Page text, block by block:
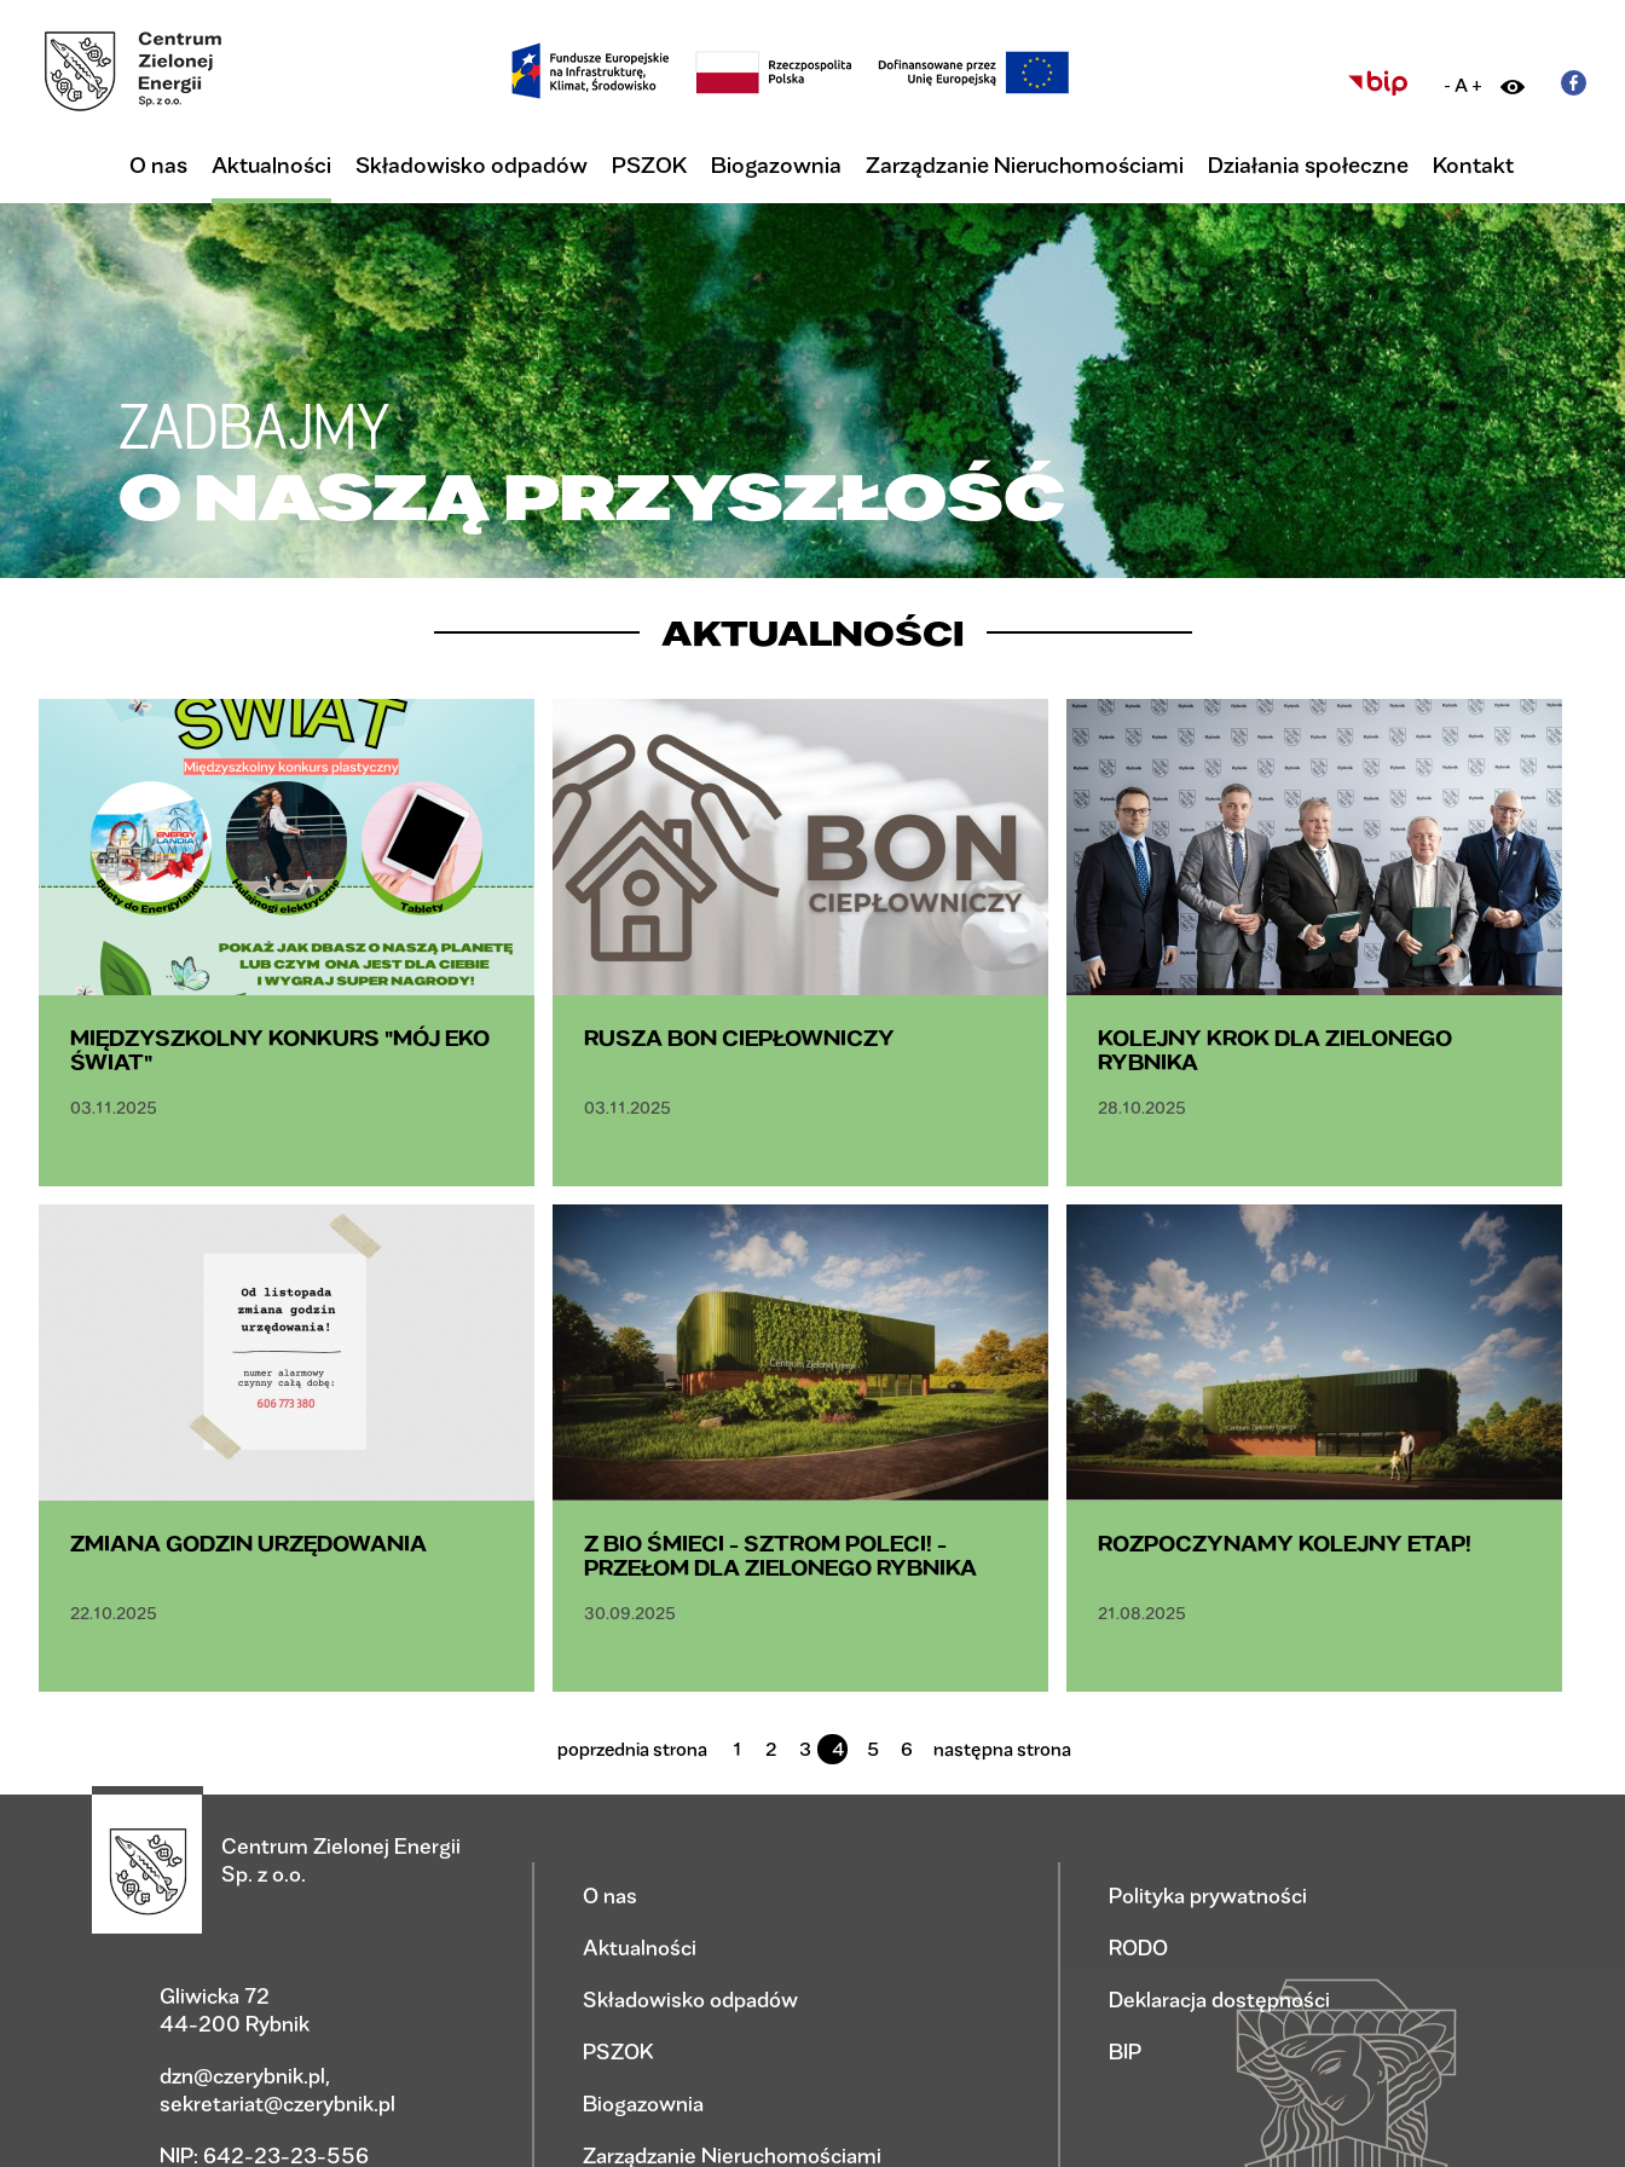
- A +
O nas Aktualności Składowisko odpadów PSZOK Biogazownia Zarządzanie Nieruchomościami Działania społeczne Kontakt
ZADBAJMY
O NASZĄ PRZYSZŁOŚĆ
AKTUALNOŚCI
MIĘDZYSZKOLNY KONKURS "MÓJ EKO
ŚWIAT"
03.11.2025
RUSZA BON CIEPŁOWNICZY
03.11.2025
KOLEJNY KROK DLA ZIELONEGO
RYBNIKA
28.10.2025
ZMIANA GODZIN URZĘDOWANIA
22.10.2025
Z BIO ŚMIECI - SZTROM POLECI! -
PRZEŁOM DLA ZIELONEGO RYBNIKA
30.09.2025
ROZPOCZYNAMY KOLEJNY ETAP!
21.08.2025
poprzednia strona 1 2 3 4 5 6 następna strona
Centrum Zielonej Energii
Sp. z o.o.
Gliwicka 72
44-200 Rybnik
dzn@czerybnik.pl,
sekretariat@czerybnik.pl
NIP: 642-23-23-556
O nas
Aktualności
Składowisko odpadów
PSZOK
Biogazownia
Zarządzanie Nieruchomościami
Polityka prywatności
RODO
Deklaracja dostępności
BIP